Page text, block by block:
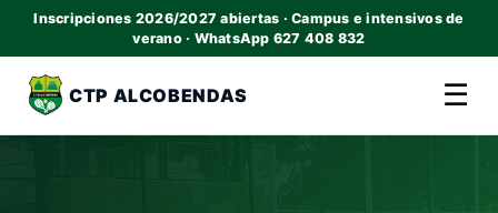
Inscripciones 2026/2027 abiertas · Campus e intensivos de
verano · WhatsApp 627 408 832
CTP ALCOBENDAS ☰